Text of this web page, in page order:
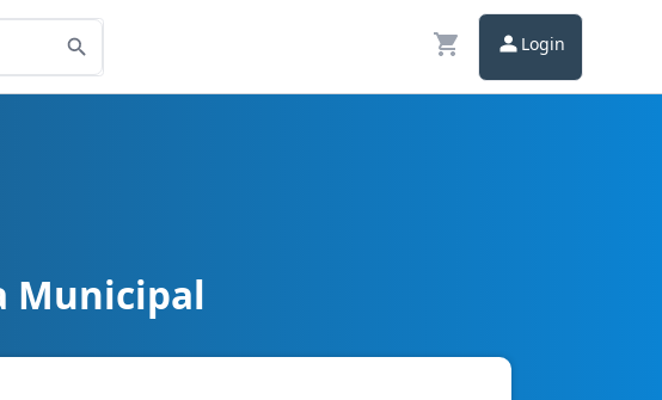
Login
Municipal